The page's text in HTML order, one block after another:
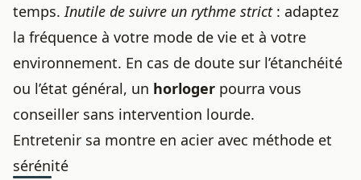
temps. Inutile de suivre un rythme strict: adaptez
la fréquence à votre mode de vie et à votre
environnement. En cas de doute sur l’étanchéité
ou l’état général, un horloger pourra vous
conseiller sans intervention lourde.
Entretenir sa montre en acier avec méthode et
sérénité